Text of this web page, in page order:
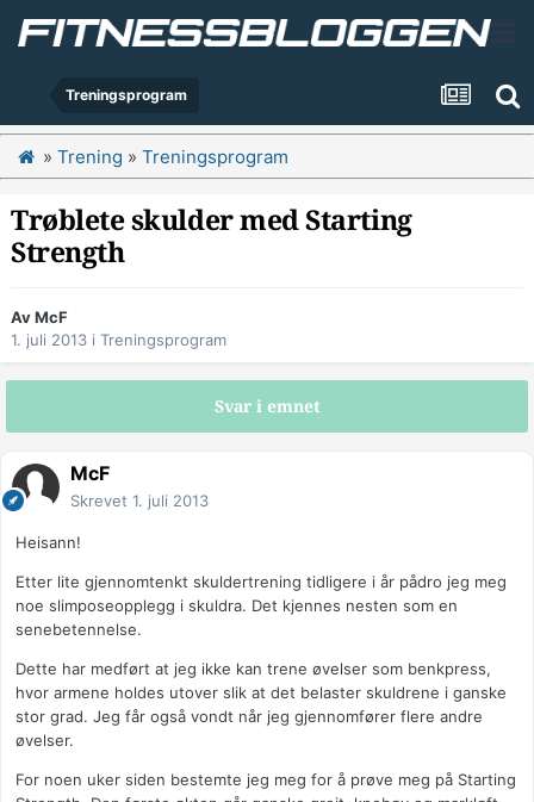
Treningsprogram
» Trening » Treningsprogram
Trøblete skulder med Starting
Strength
AvMcF
1. juli 2013 i Treningsprogram
Svar i emnet
McF
Skrevet 1. juli 2013
Heisann!
Etter lite gjennomtenkt skuldertrening tidligere i år pådro jeg meg
noe slimposeopplegg i skuldra. Det kjennes nesten som en
senebetennelse.
Dette har medført at jeg ikke kan trene øvelser som benkpress,
hvor armene holdes utover slik at det belaster skuldrene i ganske
stor grad. Jeg får også vondt når jeg gjennomfører flere andre
øvelser.
For noen uker siden bestemte jeg meg for å prøve meg på Starting